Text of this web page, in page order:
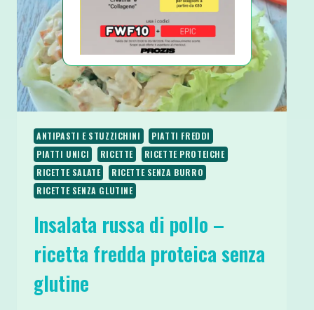
ANTIPASTI E STUZZICHINI
PIATTI FREDDI
PIATTI UNICI
RICETTE
RICETTE PROTEICHE
RICETTE SALATE
RICETTE SENZA BURRO
RICETTE SENZA GLUTINE
Insalata russa di pollo –
ricetta fredda proteica senza
glutine